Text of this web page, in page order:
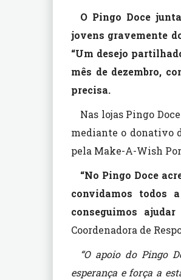
O Pingo Doce
jovens gravemente
“Um desejo
mês de dezembro,
precisa.
Nas lojas Pingo
mediante o donativo
pela Make-A-Wish
“No Pingo Doce
convidamos todos
conseguimos
Coordenadora de
“O apoio do Pingo
esperança e força a